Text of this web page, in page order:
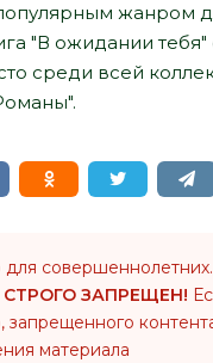
жанром
"В ожидании
среди всей
для
СТРОГО ЗАПРЕЩЕН!
запрещенного
материала